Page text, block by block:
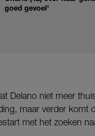
goed gevoel'
Delano niet meer
maar verder komt
met het zoeken